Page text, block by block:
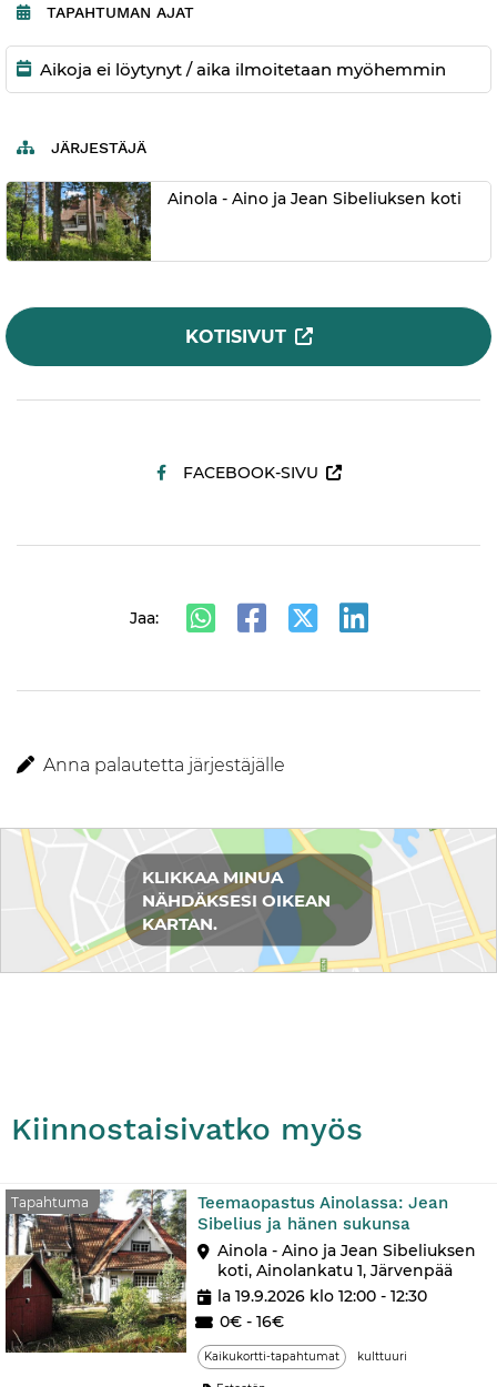
TAPAHTUMAN AJAT
Aikoja ei löytynyt / aika ilmoitetaan myöhemmin
JÄRJESTÄJÄ
Ainola - Aino ja Jean Sibeliuksen koti
KOTISIVUT
FACEBOOK-SIVU
Jaa:
Anna palautetta järjestäjälle
Reittiohjeet
KLIKKAA MINUA
NÄHDÄKSESI OIKEAN
KARTAN.
Kiinnostaisivatko myös
Tapahtuma
Teemaopastus Ainolassa: Jean
Sibelius ja hänen sukunsa
Ainola - Aino ja Jean Sibeliuksen
koti, Ainolankatu 1, Järvenpää
la 19.9.2026 klo 12:00 - 12:30
0€ - 16€
Kaikukortti-tapahtumat kulttuuri